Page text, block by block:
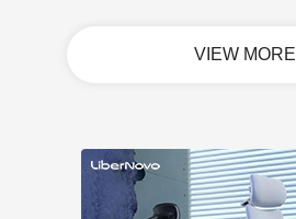
VIEW MORE